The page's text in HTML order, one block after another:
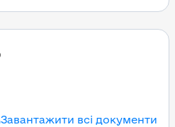
Завантажити всі документи